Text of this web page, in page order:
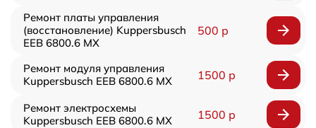
Ремонт платы управления
(восстановление) Kuppersbusch
EEB 6800.6 MX
500 р
Ремонт модуля управления
Kuppersbusch EEB 6800.6 MX
1500 р
Ремонт электросхемы
Kuppersbusch EEB 6800.6 MX
1500 р